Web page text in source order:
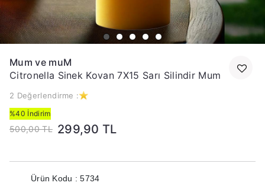
Mum ve muM
Citronella Sinek Kovan 7X15 Sarı Silindir Mum
2 Değerlendirme :
%40 İndirim
500,00 TL 299,90 TL
Ürün Kodu : 5734